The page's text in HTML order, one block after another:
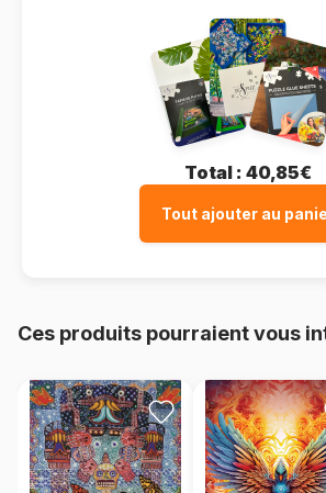
Total : 40,85€
Tout ajouter au
Ces produits pourraient vous